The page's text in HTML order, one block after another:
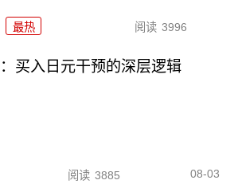
最热 阅读 3996
买入日元干预的深层逻辑
阅读 3885 08-03